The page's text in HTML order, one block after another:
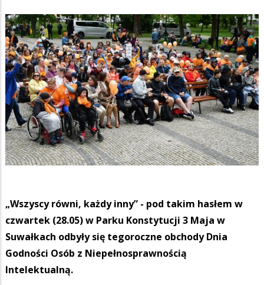
„Wszyscy równi, każdy inny” - pod takim hasłem w
czwartek (28.05) w Parku Konstytucji 3 Maja w
Suwałkach odbyły się tegoroczne obchody Dnia
Godności Osób z Niepełnosprawnością
Intelektualną.